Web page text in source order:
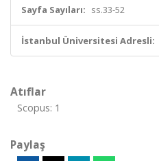
Sayfa Sayıları: ss.33-52
İstanbul Üniversitesi Adresli:
Atıflar
Scopus: 1
Paylaş